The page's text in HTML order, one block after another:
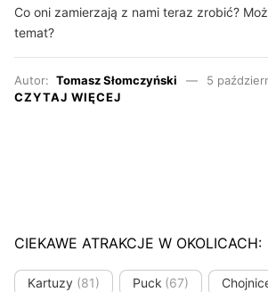
Co oni zamierzają z nami teraz zrobić?
temat?
Autor: Tomasz Słomczyński
5
CZYTAJ WIĘCEJ
CIEKAWE ATRAKCJE W OKOLICACH:
Kartuzy (81) Puck (67)